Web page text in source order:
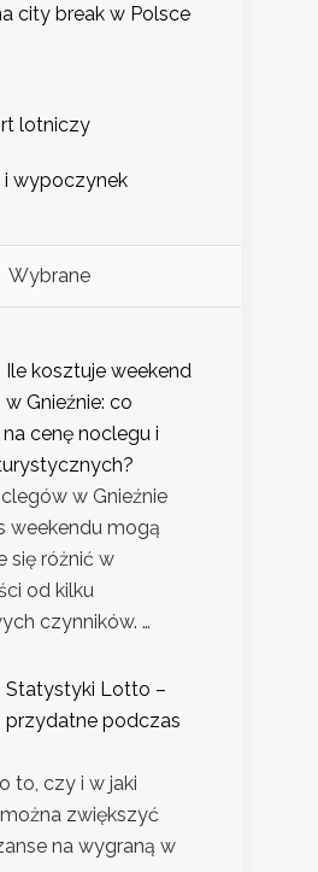
city break w Polsce
lotniczy
i wypoczynek
Wybrane
Ile kosztuje weekend
w Gnieźnie: co
cenę noclegu i
w Gnieźnie
weekendu mogą
się różnić w
od kilku
czynników. …
Statystyki Lotto –
przydatne podczas
to, czy i w jaki
zwiększyć
na wygraną w